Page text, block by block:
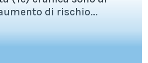
di rischio...